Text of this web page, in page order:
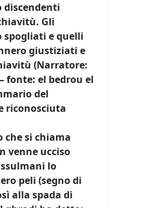
discendenti
Gli
spogliati e quelli
giustiziati e
(Narratore:
fonte: el bedrou el
del
riconosciuta
che si chiama
venne ucciso
lo
peli (segno di
alla spada di